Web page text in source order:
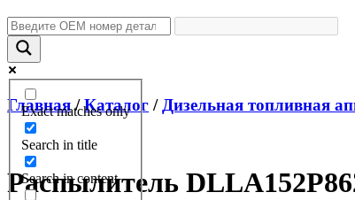
Exact matches only
Search in title
Search in content
Главная/Каталог / Дизельная топливная
Распылитель